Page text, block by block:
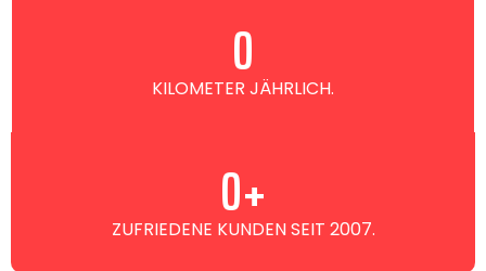
KILOMETER JÄHRLICH.
0
ZUFRIEDENE KUNDEN SEIT 2007.
0+